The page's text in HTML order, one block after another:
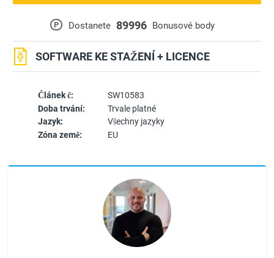
Článek č:
SW10583
Doba trvání:
Trvale platné
Jazyk:
Všechny jazyky
Zóna země:
EU
P Dostanete 89996 Bonusové body
SOFTWARE KE STAŽENÍ + LICENCE